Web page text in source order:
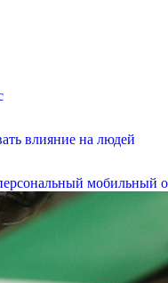
влияние на людей
мобильный